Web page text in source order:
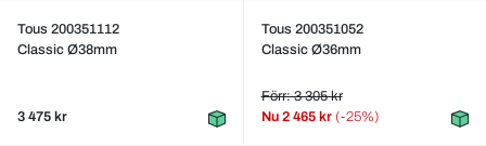
Tous 200351112
Classic Ø38mm
3 475 kr
Tous 200351052
Classic Ø36mm
Förr: 3 305 kr
Nu 2 465 kr (-25%)